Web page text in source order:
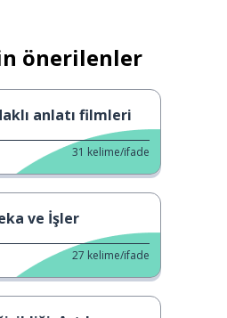
önerilenler
anlatı filmleri
31 kelime/ifade
ve İşler
27 kelime/ifade